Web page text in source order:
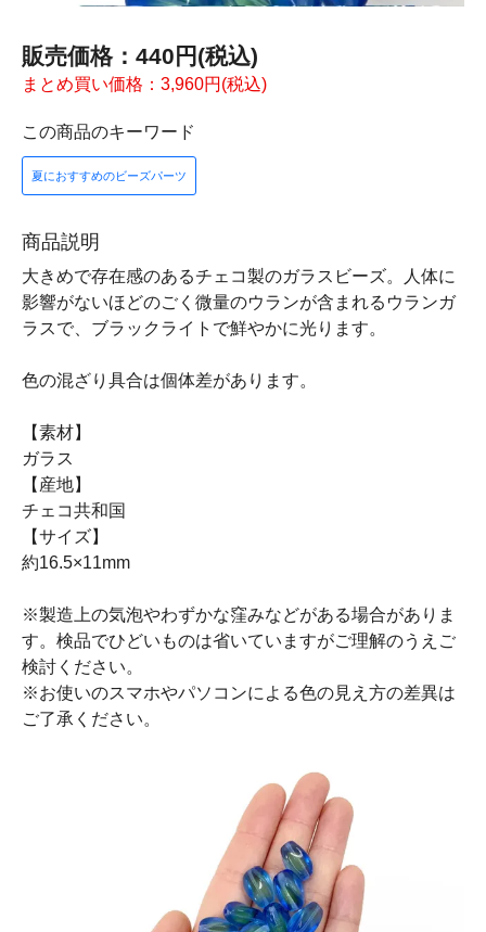
販売価格：440円(税込)
まとめ買い価格：3,960円(税込)
この商品のキーワード
夏におすすめのビーズパーツ
商品説明
大きめで存在感のあるチェコ製のガラスビーズ。人体に
影響がないほどのごく微量のウランが含まれるウランガ
ラスで、ブラックライトで鮮やかに光ります。
色の混ざり具合は個体差があります。
【素材】
ガラス
【産地】
チェコ共和国
【サイズ】
約16.5×11mm
※製造上の気泡やわずかな窪みなどがある場合がありま
す。検品でひどいものは省いていますがご理解のうえご
検討ください。
※お使いのスマホやパソコンによる色の見え方の差異は
ご了承ください。